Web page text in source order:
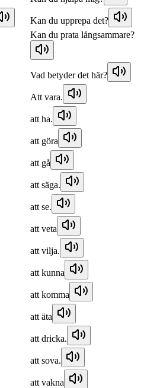
Kan du upprepa det?
Kan du prata långsammare?
Vad betyder det här?
Att vara.
att ha.
att göra
att gå
att säga.
att se.
att veta
att vilja.
att kunna
att komma
att äta
att dricka.
att sova.
att vakna